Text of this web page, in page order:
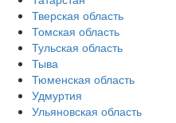
Тверская область
Томская область
Тульская область
Тыва
Тюменская область
Удмуртия
Ульяновская область